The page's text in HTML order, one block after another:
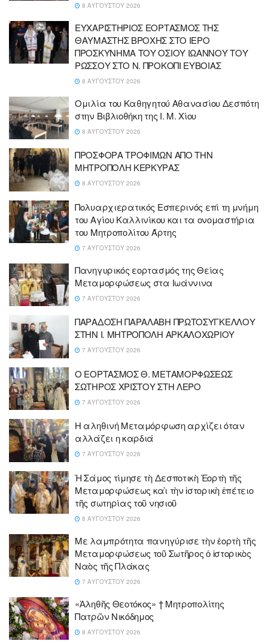
8 ΑΥΓΟΎΣΤΟΥ 2026
ΕΥΧΑΡΙΣΤΗΡΙΟΣ ΕΟΡΤΑΣΜΟΣ ΤΗΣ
ΘΑΥΜΑΣΤΗΣ ΒΡΟΧΗΣ ΣΤΟ ΙΕΡΟ
ΠΡΟΣΚΥΝΗΜΑ ΤΟΥ ΟΣΙΟΥ ΙΩΑΝΝΟΥ ΤΟΥ
ΡΩΣΣΟΥ ΣΤΟ Ν. ΠΡΟΚΟΠΙ ΕΥΒΟΙΑΣ
8 ΑΥΓΟΎΣΤΟΥ 2026
Ομιλία του Καθηγητού Αθανασίου Δεσπότη
στην Βιβλιοθήκη της Ι. Μ. Χίου
8 ΑΥΓΟΎΣΤΟΥ 2026
ΠΡΟΣΦΟΡΑ ΤΡΟΦΙΜΩΝ ΑΠΟ ΤΗΝ
ΜΗΤΡΟΠΟΛΗ ΚΕΡΚΥΡΑΣ
8 ΑΥΓΟΎΣΤΟΥ 2026
Πολυαρχιερατικός Εσπερινός επί τη μνήμη
του Αγίου Καλλινίκου και τα ονομαστήρια
του Μητροπολίτου Άρτης
7 ΑΥΓΟΎΣΤΟΥ 2026
Πανηγυρικός εορτασμός της Θείας
Μεταμορφώσεως στα Ιωάννινα
7 ΑΥΓΟΎΣΤΟΥ 2026
ΠΑΡΑΔΟΣΗ ΠΑΡΑΛΑΒΗ ΠΡΩΤΟΣΥΓΚΕΛΛΟΥ
ΣΤΗΝ Ι. ΜΗΤΡΟΠΟΛΗ ΑΡΚΑΛΟΧΩΡΙΟΥ
7 ΑΥΓΟΎΣΤΟΥ 2026
Ο ΕΟΡΤΑΣΜΟΣ Θ. ΜΕΤΑΜΟΡΦΩΣΕΩΣ
ΣΩΤΗΡΟΣ ΧΡΙΣΤΟΥ ΣΤΗ ΛΕΡΟ
7 ΑΥΓΟΎΣΤΟΥ 2026
Η αληθινή Μεταμόρφωση αρχίζει όταν
αλλάζει η καρδιά
7 ΑΥΓΟΎΣΤΟΥ 2026
Ἡ Σάμος τίμησε τὴ Δεσποτικὴ Ἑορτὴ τῆς
Μεταμορφώσεως καὶ τὴν ἱστορικὴ ἐπέτειο
τῆς σωτηρίας τοῦ νησιοῦ
8 ΑΥΓΟΎΣΤΟΥ 2026
Με λαμπρότητα πανηγύρισε τὴν ἑορτὴ τῆς
Μεταμορφώσεως τοῦ Σωτῆρος ὁ ἱστορικὸς
Ναὸς τῆς Πλάκας
7 ΑΥΓΟΎΣΤΟΥ 2026
«Ἀληθῆς Θεοτόκος» † Μητροπολίτης
Πατρῶν Νικόδημος
8 ΑΥΓΟΎΣΤΟΥ 2026